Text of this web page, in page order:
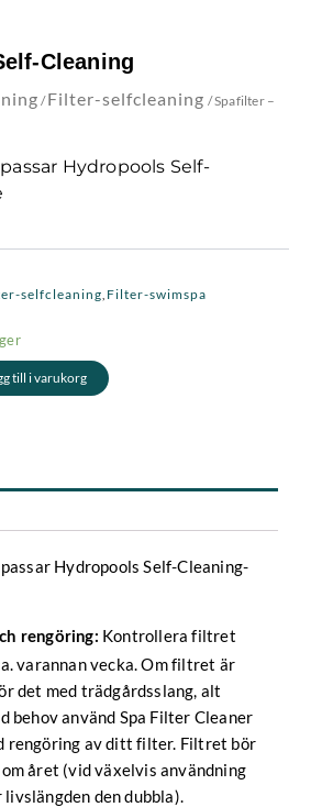
Cleaning
/Filter-selfcleaning / Spafilter –
Hydropools Self-
selfcleaning Filter-swimspa
till i varukorg
Hydropools Self-Cleaning-
rengöring: Kontrollera filtret
varannan vecka. Om filtret är
det med trädgårdsslang, alt
behov använd Spa Filter Cleaner
rengöring av ditt filter. Filtret bör
året (vid växelvis användning
den dubbla).